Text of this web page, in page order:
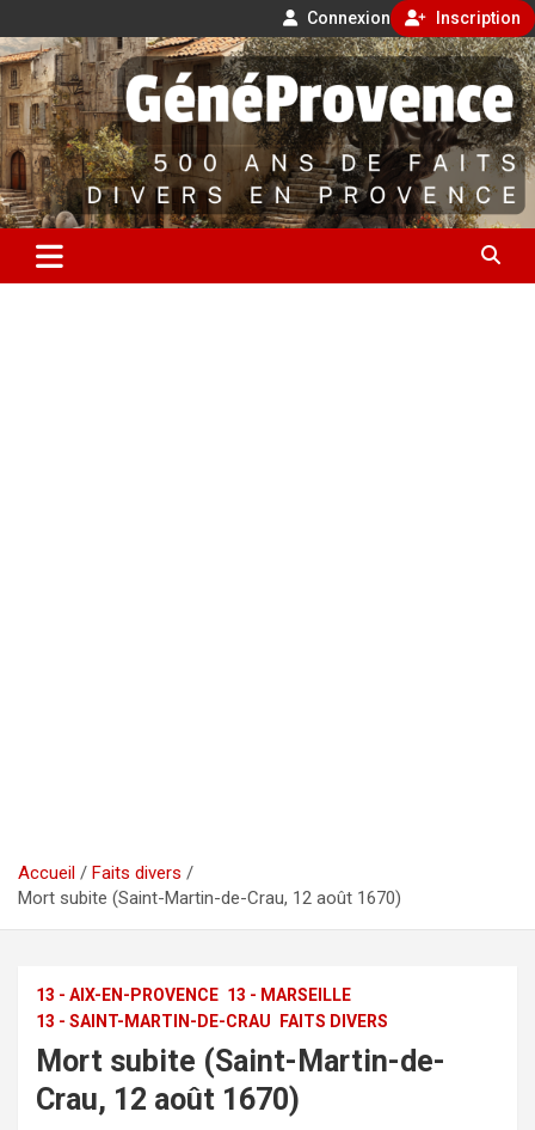
Connexion Inscription
Aller
au
contenu
GénéProvence
500 ans de faits divers en Provence
Accueil
Faits divers
Mort subite (Saint-Martin-de-Crau, 12 août 1670)
13 - AIX-EN-PROVENCE 13 - MARSEILLE
13 - SAINT-MARTIN-DE-CRAU
FAITS DIVERS
Mort subite (Saint-Martin-de-
Crau, 12 août 1670)